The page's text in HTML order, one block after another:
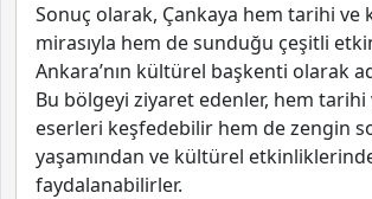
Sonuç olarak, Çankaya hem tarihi ve
mirasıyla hem de sunduğu çeşitli
Ankara’nın kültürel başkenti olarak
Bu bölgeyi ziyaret edenler, hem
eserleri keşfedebilir hem de zengin
yaşamından ve kültürel
faydalanabilirler.